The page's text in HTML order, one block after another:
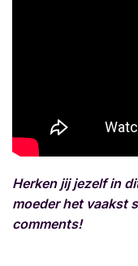
Herken jij jezelf in
moeder het vaakst
comments!